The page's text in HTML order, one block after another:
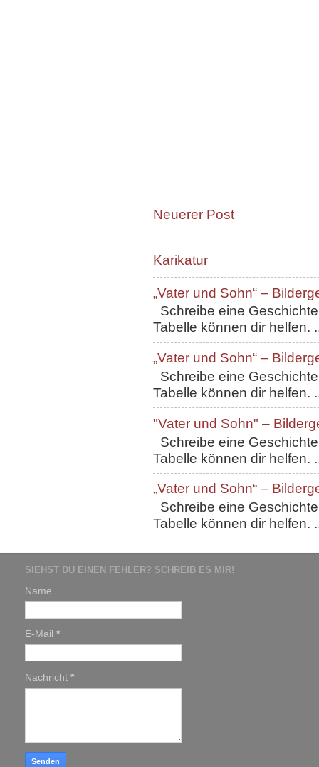
Neuerer Post
Karikatur
„Vater und Sohn“ –
Schreibe eine
Tabelle können dir helfen.
„Vater und Sohn“ –
Schreibe eine
Tabelle können dir helfen.
"Vater und Sohn" –
Schreibe eine
Tabelle können dir helfen.
„Vater und Sohn“ –
Schreibe eine
Tabelle können dir helfen.
SIEHST DU EINEN FEHLER? SCHREIB ES MIR!
Name
E-Mail *
Nachricht *